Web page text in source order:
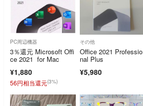
PC周辺機器
3％還元 Microsoft Offi
ce 2021 for Mac
¥1,880
56円相当還元(3%)
その他
Office 2021 Professio
nal Plus
¥5,980